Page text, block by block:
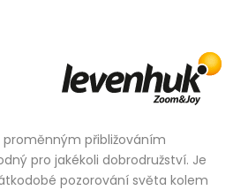
proměnným přibližováním
pro jakékoli dobrodružství. Je
pozorování světa kolem